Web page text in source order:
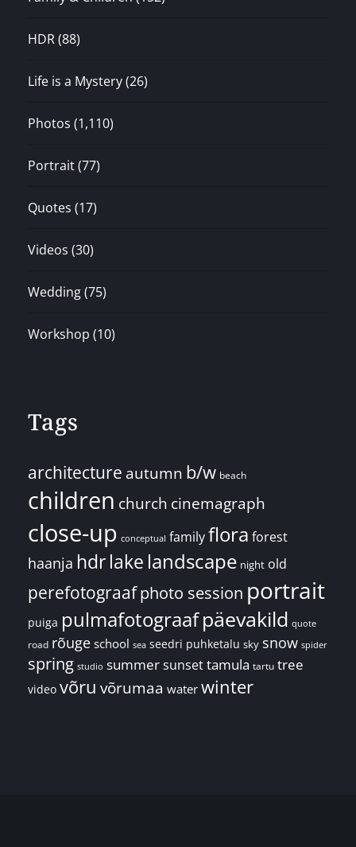
HDR(88)
Life is a Mystery(26)
Photos (1,110)
Portrait(77)
Quotes (17)
Videos (30)
Wedding(75)
Workshop (10)
Tags
architecture autumn b/w beach
children church cinemagraph
close-up conceptual familyflora forest
haanja hdrlake landscape night old
perefotograafphoto session portrait
puiga pulmafotograafpäevakild quote
road rõuge school sea seedri puhketalu sky snow spider
spring studio summersunsettamula tartu tree
video võru võrumaa water winter